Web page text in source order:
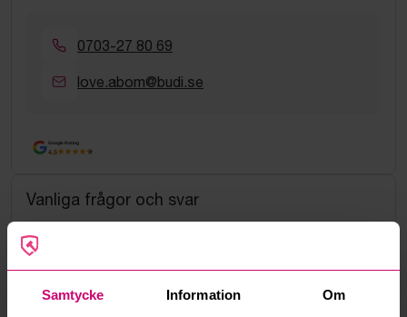
Samtycke Information Om
0703-27 80 69
love.abom@budi.se
Google Rating
4.5
Vanliga frågor och svar
Hur fungerar manuella bud?